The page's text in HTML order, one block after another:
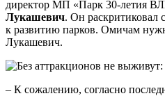
директор МП «Парк 30-летия
Лукашевич. Он раскритиковал
к развитию парков. Омичам
Лукашевич.
– К сожалению, согласно